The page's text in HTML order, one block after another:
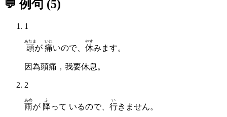
💬 例句 (5)
1
頭
あたま
が 痛
いた
いので、 休
やす
みます。
因為頭痛，我要休息。
2
雨
あめ
が 降
ふ
って いるので、 行
い
きません。